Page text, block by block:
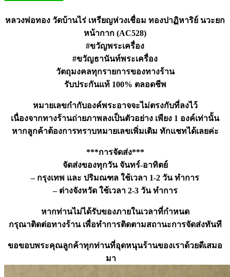
(AC528)
หลวงพ่อทอง วัดบ้านไร่ เหรียญห่วงเชื่อม ทองปาฏิหาริย์ นวะยก
หน้ากาก (AC528)
#ขวัญพระเครื่อง
#ขวัญธานันท์พระเครื่อง
วัตถุมงคลทุกรายการของทางร้าน
รับประกันแท้ 100% ตลอดชีพ
หมายเลขกำกับองค์พระอาจจะไม่ตรงกับที่ลงไว้
เนื่องจากทางร้านถ่ายภาพลงเป็นตัวอย่าง เพียง 1 องค์เท่านั้น
หากลูกค้าต้องการทราบหมายเลขเพิ่มเติม ทักแชทได้เลยค่ะ
***การจัดส่ง***
จัดส่งของทุกวัน จันทร์-อาทิตย์
– กรุงเทพ และ ปริมณฑล ใช้เวลา 1-2 วัน ทำการ
– ต่างจังหวัด ใช้เวลา 2-3 วัน ทำการ
หากท่านไม่ได้รับของภายในเวลาที่กำหนด
กรุณาติดต่อทางร้าน เพื่อทำการติดตามสถานะการจัดส่งทันที
ขอขอบพระคุณลูกค้าทุกท่านที่อุดหนุนร้านของเราด้วยดีเสมอ
มา